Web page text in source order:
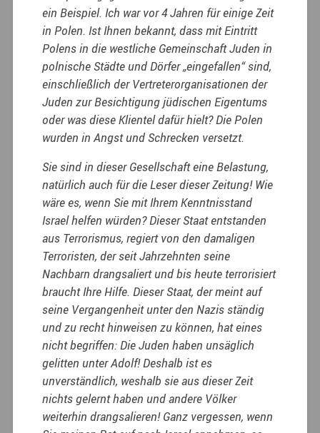
ein Beispiel. Ich war vor 4 Jahren für einige Zeit
in Polen. Ist Ihnen bekannt, dass mit Eintritt
Polens in die westliche Gemeinschaft Juden in
polnische Städte und Dörfer „eingefallen“ sind,
einschließlich der Vertreterorganisationen der
Juden zur Besichtigung jüdischen Eigentums
oder was diese Klientel dafür hielt? Die Polen
wurden in Angst und Schrecken versetzt.
Sie sind in dieser Gesellschaft eine Belastung,
natürlich auch für die Leser dieser Zeitung! Wie
wäre es, wenn Sie mit Ihrem Kenntnisstand
Israel helfen würden? Dieser Staat entstanden
aus Terrorismus, regiert von den damaligen
Terroristen, der seit Jahrzehnten seine
Nachbarn drangsaliert und bis heute terrorisiert
braucht Ihre Hilfe. Dieser Staat, der meint auf
seine Vergangenheit unter den Nazis ständig
und zu recht hinweisen zu können, hat eines
nicht begriffen: Die Juden haben unsäglich
gelitten unter Adolf! Deshalb ist es
unverständlich, weshalb sie aus dieser Zeit
nichts gelernt haben und andere Völker
weiterhin drangsalieren! Ganz vergessen, wenn